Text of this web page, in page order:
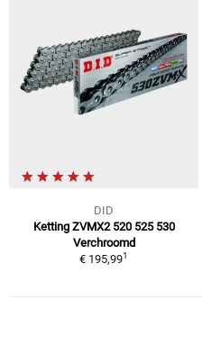
DID
Ketting ZVMX2 520 525 530
Verchroomd
€ 195,991